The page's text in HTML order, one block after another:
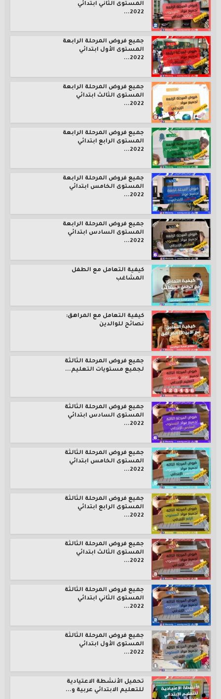
المستوى الثاني ابتدائي
2022...
جميع فروض المرحلة الرابعة
المستوى الأول ابتدائي
2022...
جميع فروض المرحلة الرابعة
المستوى الثالث ابتدائي
2022...
جميع فروض المرحلة الرابعة
المستوى الرابع ابتدائي
2022...
جميع فروض المرحلة الرابعة
المستوى الخامس ابتدائي
2022...
جميع فروض المرحلة الرابعة
المستوى السادس ابتدائي
2022...
كيفية التعامل مع الطفل
المشاغب
كيفية التعامل مع المراهق:
نصائح للوالدين
جميع فروض المرحلة الثالثة
لجميع مستويات التعليم...
جميع فروض المرحلة الثالثة
المستوى السادس ابتدائي
2022...
جميع فروض المرحلة الثالثة
المستوى الخامس ابتدائي
2022...
جميع فروض المرحلة الثالثة
المستوى الرابع ابتدائي
2022...
جميع فروض المرحلة الثالثة
المستوى الثالث ابتدائي
2022...
جميع فروض المرحلة الثالثة
المستوى الثاني ابتدائي
2022...
جميع فروض المرحلة الثالثة
المستوى الأول ابتدائي
2022...
تحميل الأنشطة الاعتيادية
للتعليم الابتدائي عربية و...